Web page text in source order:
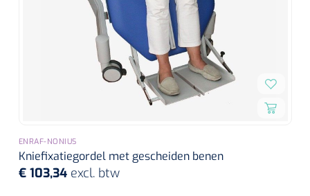
ENRAF-NONIUS
Kniefixatiegordel met gescheiden benen
€ 103,34 excl. btw